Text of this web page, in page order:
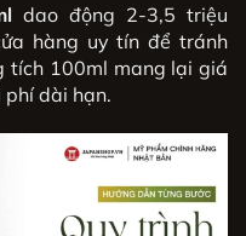
dao động 2-3,5 triệu
hàng uy tín để tránh
tích 100ml mang lại giá
dài hạn.